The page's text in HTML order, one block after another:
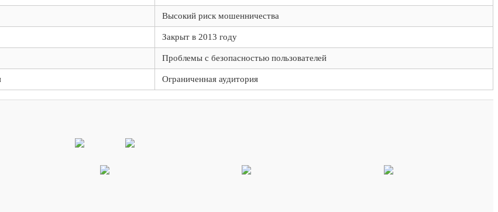
Высокий риск мошенничества
Закрыт в 2013 году
Проблемы с безопасностью пользователей
Ограниченная аудитория